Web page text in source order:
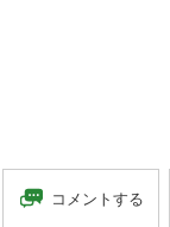
コメントする